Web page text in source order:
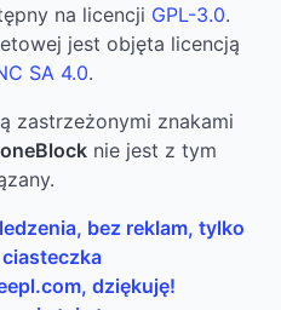
na licencji GPL-3.0.
jest objęta licencją
SA 4.0.
zastrzeżonymi znakami
nie jest z tym
bez reklam, tylko
dziękuję!